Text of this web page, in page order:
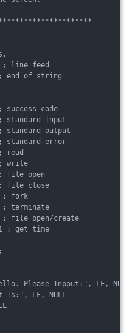
line feed
of string
success code
input
output
standard error
read
write
file open
file close
; fork
terminate
; file open/create
; get time
Please Inpput:", LF, NULL
Is:", LF, NULL